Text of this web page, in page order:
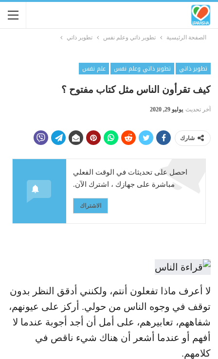
الصفحة الرئيسية تطوير ذاتي وعلم نفس تطوير ذاتي
تطوير ذاتي تطوير ذاتي وعلم نفس
علم نفس
كيف تقرأون الناس مثل كتاب مفتوح ؟
آخر تحديث يوليو 29, 2020
شارك
احصل على تحديثات في الوقت الفعلي
مباشرة على جهازك ، اشترك الآن.
الاشتراك
لا أعرف ماذا تفعلون أنتم، ولكنني أدقق النظر بدون
توقف في وجوه الناس من حولي. أركز على عيونهم،
شفاههم، تعابيرهم، على أمل أن أجد أجوبة عندما لا
أفهم أو عندما أشعر أن هناك شيء ناقص في
كلامهم.